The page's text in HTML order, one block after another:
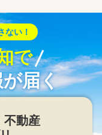
ない！
で
届く
不動産